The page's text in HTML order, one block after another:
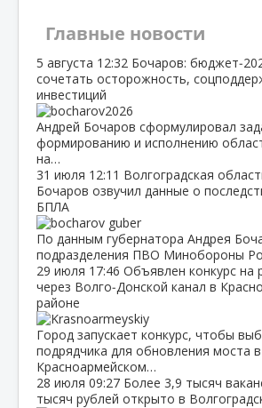
Главные новости
5 августа 12:32 Бочаров:
сочетать осторожность,
инвестиций
Андрей Бочаров сформулировал
формированию и исполнению
на…
31 июля 12:11 Волгоградская
Бочаров озвучил данные о
БПЛА
По данным губернатора Андрея
подразделения ПВО Минобороны
29 июля 17:46 Объявлен конкурс на
через Волго‑Донской канал в
районе
Город запускает конкурс, чтобы
подрядчика для обновления моста в
Красноармейском…
28 июля 09:27 Более 3,9 тысяч
тысяч рублей открыто в